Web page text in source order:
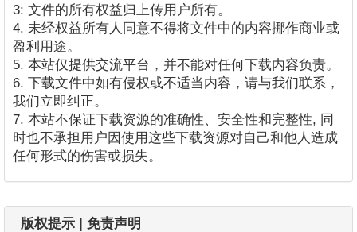
3: 文件的所有权益归上传用户所有。
4. 未经权益所有人同意不得将文件中的内容挪作商业或
盈利用途。
5. 本站仅提供交流平台，并不能对任何下载内容负责。
6. 下载文件中如有侵权或不适当内容，请与我们联系，
我们立即纠正。
7. 本站不保证下载资源的准确性、安全性和完整性, 同
时也不承担用户因使用这些下载资源对自己和他人造成
任何形式的伤害或损失。
版权提示 | 免责声明